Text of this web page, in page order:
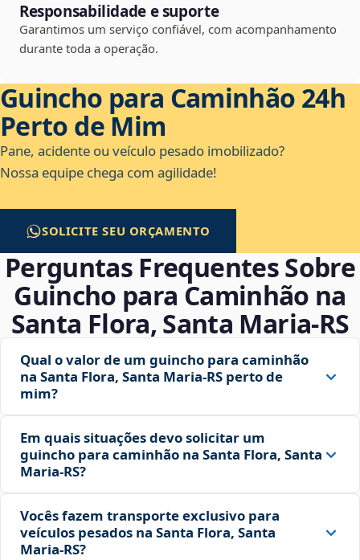
Responsabilidade e suporte
Garantimos um serviço confiável, com acompanhamento
durante toda a operação.
Guincho para Caminhão 24h
Perto de Mim
Pane, acidente ou veículo pesado imobilizado?
Nossa equipe chega com agilidade!
SOLICITE SEU ORÇAMENTO
Perguntas Frequentes Sobre
Guincho para Caminhão na
Santa Flora, Santa Maria‑RS
Qual o valor de um guincho para caminhão
na Santa Flora, Santa Maria‑RS perto de
mim?
Em quais situações devo solicitar um
guincho para caminhão na Santa Flora, Santa
Maria‑RS?
Vocês fazem transporte exclusivo para
veículos pesados na Santa Flora, Santa
Maria‑RS?